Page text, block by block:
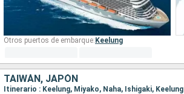
Otros puertos de embarque: Keelung
TAIWÁN, JAPÓN
Itinerario : Keelung, Miyako, Naha, Ishigaki, Keelung